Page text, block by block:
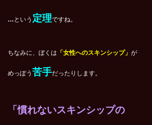
… という 定理ですね。
ちなみに、ぼくは 「女性へのスキンシップ」 が
めっぽう 苦手だったりします。
「慣れないスキンシップの